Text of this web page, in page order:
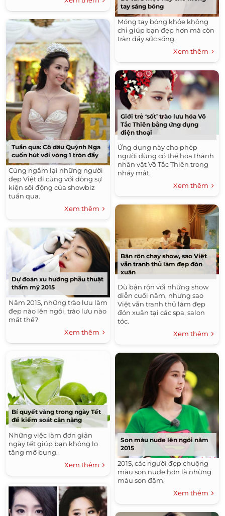
Tuần qua: Cô dâu Quỳnh Nga
cuốn hút với vòng 1 tròn đầy
Cùng ngắm lại những người
đẹp Việt đi cùng với dòng sự
kiện sôi động của showbiz
tuần qua.
Xem thêm
Dự đoán xu hướng phẫu thuật
thẩm mỹ 2015
Năm 2015, những trào lưu làm
đẹp nào lên ngôi, trào lưu nào
mất thế?
Xem thêm
Bí quyết vàng trong ngày Tết
để kiểm soát cân nặng
Những việc làm đơn giản
ngày tết giúp bạn không lo
tăng mỡ bụng.
Xem thêm
tay sáng bóng
Móng tay bóng khỏe không
chỉ giúp bạn đẹp hơn mà còn
tràn đầy sức sống.
Xem thêm
Giới trẻ ‘sốt’ trào lưu hóa Võ
Tắc Thiên bằng ứng dụng
điện thoại
Ứng dụng này cho phép
người dùng có thể hóa thành
nhân vật Võ Tắc Thiên trong
nháy mắt.
Xem thêm
Bận rộn chạy show, sao Việt
vẫn tranh thủ làm đẹp đón
xuân
Dù bận rộn với những show
diễn cuối năm, nhưng sao
Việt vẫn tranh thủ làm đẹp
đón xuân tại các spa, salon
tóc.
Xem thêm
Son màu nude lên ngôi năm
2015
2015, các người đẹp chuộng
màu son nude hơn là những
màu son đậm.
Xem thêm